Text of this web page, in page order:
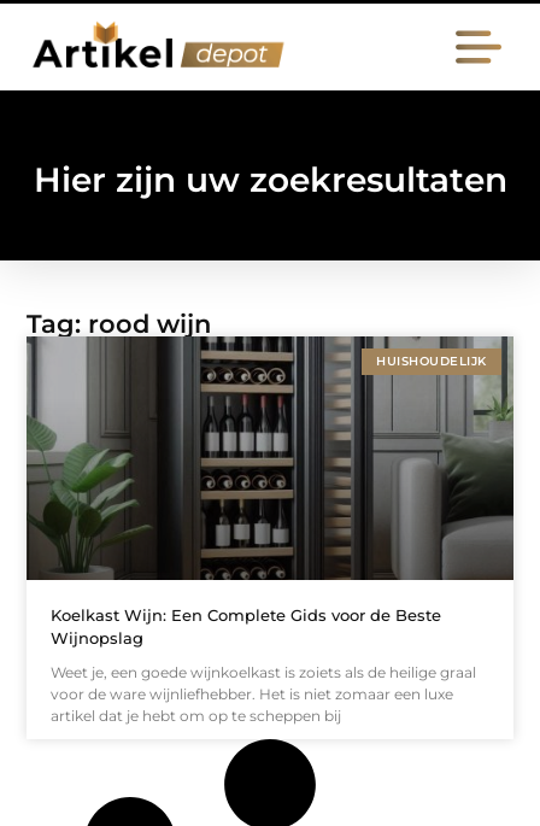
Hier zijn uw zoekresultaten
Tag: rood wijn
HUISHOUDELIJK
Koelkast Wijn: Een Complete Gids voor de Beste
Wijnopslag
Weet je, een goede wijnkoelkast is zoiets als de heilige graal
voor de ware wijnliefhebber. Het is niet zomaar een luxe
artikel dat je hebt om op te scheppen bij